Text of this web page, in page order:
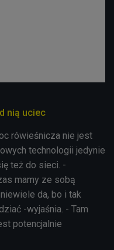
nią uciec
rówieśnicza nie jest
technologii jedynie
też do sieci. -
mamy ze sobą
da, bo i tak
-wyjaśnia. - Tam
potencjalnie